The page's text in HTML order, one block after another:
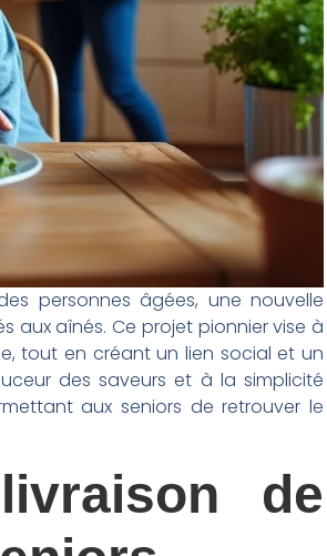
personnes âgées, une nouvelle
aux aînés. Ce projet pionnier vise à
tout en créant un lien social et un
des saveurs et à la simplicité
aux seniors de retrouver le
de